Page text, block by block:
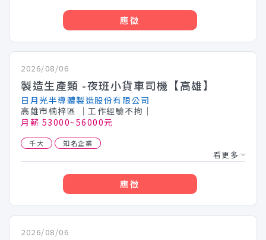
應徵
2026/08/06
製造生產類 -夜班小貨車司機【高雄】
日月光半導體製造股份有限公司
高雄市楠梓區
│工作經驗不拘│
月薪 53000~56000元
千大 知名企業
看更多
應徵
2026/08/06